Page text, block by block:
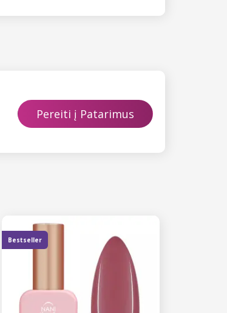
Pereiti į Patarimus
Bestseller